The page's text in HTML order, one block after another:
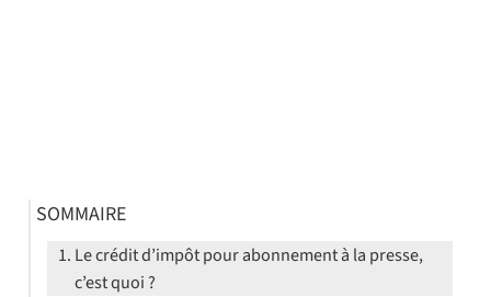
SOMMAIRE
Le crédit d’impôt pour abonnement à la presse,
c’est quoi ?